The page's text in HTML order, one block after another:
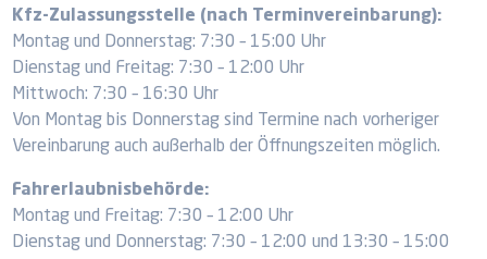
Kfz-Zulassungsstelle (nach Terminvereinbarung):
Montag und Donnerstag: 7:30 – 15:00 Uhr
Dienstag und Freitag: 7:30 – 12:00 Uhr
Mittwoch: 7:30 – 16:30 Uhr
Von Montag bis Donnerstag sind Termine nach vorheriger
Vereinbarung auch außerhalb der Öffnungszeiten möglich.
Fahrerlaubnisbehörde:
Montag und Freitag: 7:30 – 12:00 Uhr
Dienstag und Donnerstag: 7:30 – 12:00 und 13:30 – 15:00